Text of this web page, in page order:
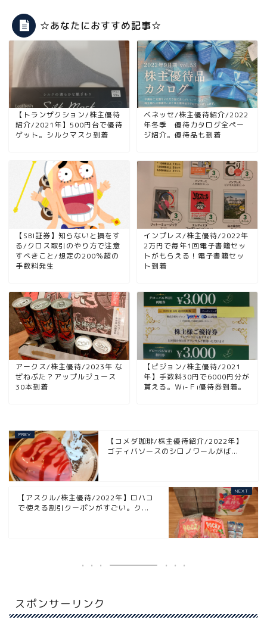
☆あなたにおすすめ記事☆
【トランザクション/株主優待
紹介/2021年】500円台で優待
ゲット。シルクマスク到着
ベネッセ/株主優待紹介/2022
年冬季 優待カタログ全ペー
ジ紹介。優待品も到着
【SBI証券】知らないと損をす
る/クロス取引のやり方で注意
すべきこと/想定の200％超の
手数料発生
インプレス/株主優待/2022年
2万円で毎年1回電子書籍セッ
トがもらえる！電子書籍セッ
ト到着
アークス/株主優待/2023年 な
ぜねぶた？アップルジュース
30本到着
【ビジョン/株主優待/2021
年】手数料30円で6000円分が
貰える。Ｗi-Ｆi優待券到着。
【コメダ珈琲/株主優待紹介/2022年】
ゴディバソースのシロノワールがば...
【アスクル/株主優待/2022年】ロハコ
で使える割引クーポンがすごい。ク...
スポンサーリンク